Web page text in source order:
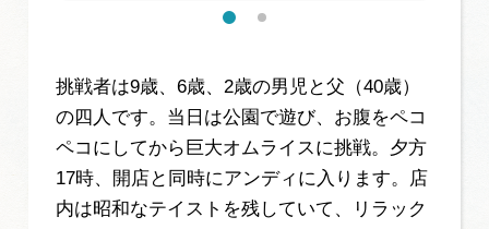
挑戦者は9歳、6歳、2歳の男児と父（40歳）
の四人です。当日は公園で遊び、お腹をペコ
ペコにしてから巨大オムライスに挑戦。夕方
17時、開店と同時にアンディに入ります。店
内は昭和なテイストを残していて、リラック